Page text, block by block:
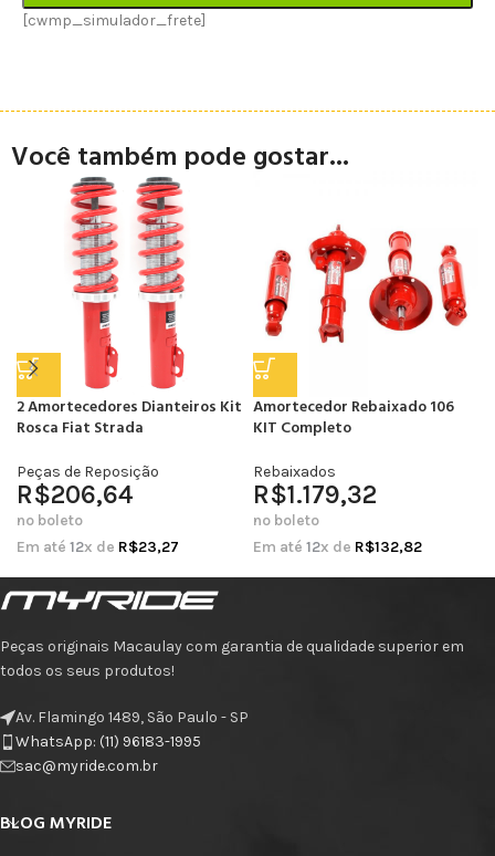
[cwmp_simulador_frete]
Você também pode gostar...
2 Amortecedores Dianteiros Kit
Rosca Fiat Strada
Peças de Reposição
R$206,64
no boleto
Em até 12x de R$23,27
Amortecedor Rebaixado 106
KIT Completo
Rebaixados
R$1.179,32
no boleto
Em até 12x de R$132,82
Peças originais Macaulay com garantia de qualidade superior em
todos os seus produtos!
Av. Flamingo 1489, São Paulo - SP
WhatsApp: (11) 96183-1995
sac@myride.com.br
BLOG MYRIDE